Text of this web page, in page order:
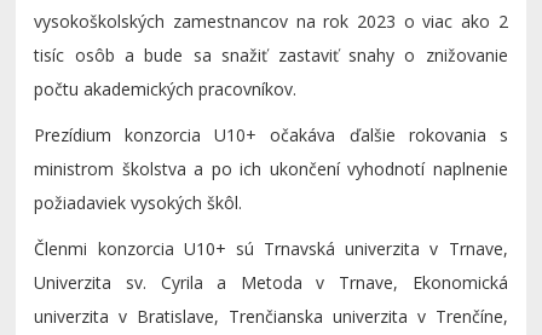
vysokoškolských zamestnancov na rok 2023 o viac ako 2
tisíc osôb a bude sa snažiť zastaviť snahy o znižovanie
počtu akademických pracovníkov.
Prezídium konzorcia U10+ očakáva ďalšie rokovania s
ministrom školstva a po ich ukončení vyhodnotí naplnenie
požiadaviek vysokých škôl.
Členmi konzorcia U10+ sú Trnavská univerzita v Trnave,
Univerzita sv. Cyrila a Metoda v Trnave, Ekonomická
univerzita v Bratislave, Trenčianska univerzita v Trenčíne,